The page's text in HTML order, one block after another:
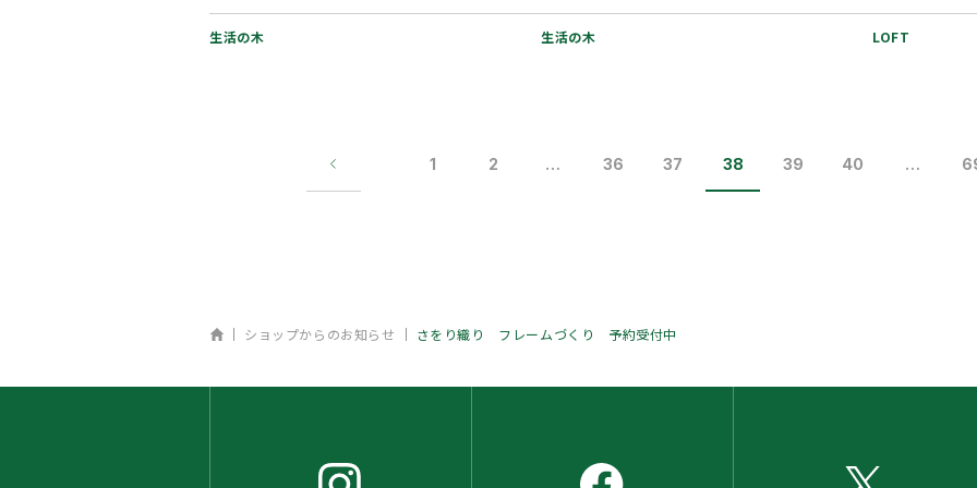
生活の木
生活の木
LOFT
1 2 … 36 37 38 39 40 …
ホーム
ショップからのお知らせ さをり織り フレームづくり 予約受付中